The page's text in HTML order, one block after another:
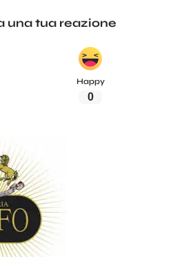
una tua reazione
Happy
0